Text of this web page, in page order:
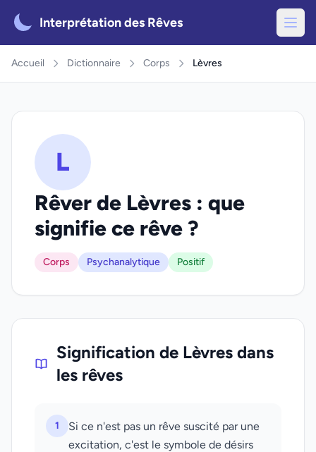
Interprétation des Rêves
Accueil Dictionnaire Corps Lèvres
L
Rêver de Lèvres : que
signifie ce rêve ?
Corps Psychanalytique Positif
Signification de Lèvres dans
les rêves
1
Si ce n'est pas un rêve suscité par une
excitation, c'est le symbole de désirs